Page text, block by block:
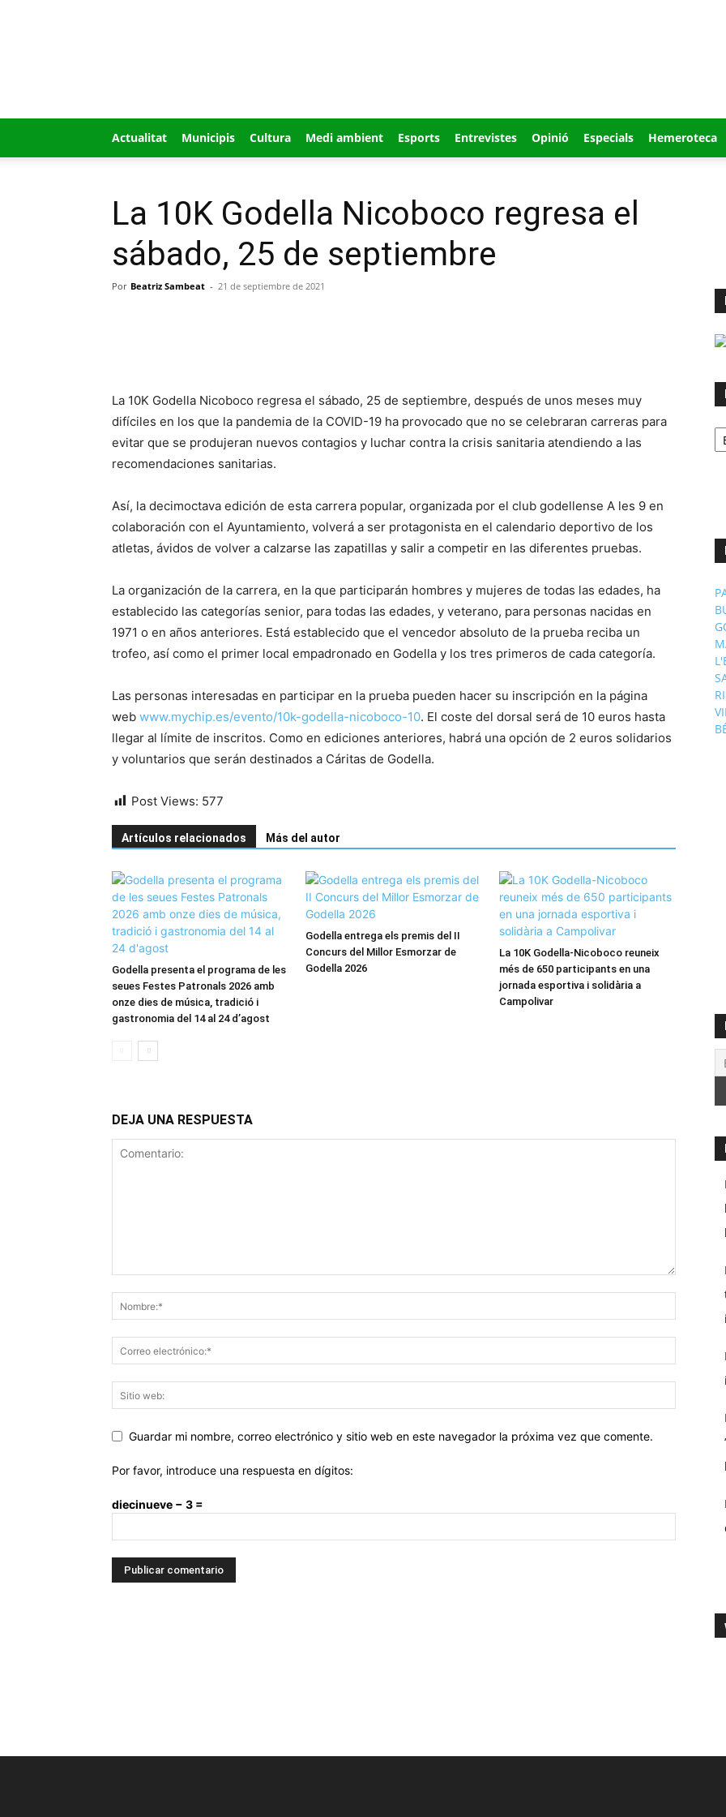
Actualitat Municipis Cultura Medi ambient Esports Entrevistes Opinió Especials Hemeroteca
La 10K Godella Nicoboco regresa el
sábado, 25 de septiembre
Por Beatriz Sambeat - 21 de septiembre de 2021
La 10K Godella Nicoboco regresa el sábado, 25 de septiembre, después de unos meses muy
difíciles en los que la pandemia de la COVID-19 ha provocado que no se celebraran carreras para
evitar que se produjeran nuevos contagios y luchar contra la crisis sanitaria atendiendo a las
recomendaciones sanitarias.
Así, la decimoctava edición de esta carrera popular, organizada por el club godellense A les 9 en
colaboración con el Ayuntamiento, volverá a ser protagonista en el calendario deportivo de los
atletas, ávidos de volver a calzarse las zapatillas y salir a competir en las diferentes pruebas.
La organización de la carrera, en la que participarán hombres y mujeres de todas las edades, ha
establecido las categorías senior, para todas las edades, y veterano, para personas nacidas en
1971 o en años anteriores. Está establecido que el vencedor absoluto de la prueba reciba un
trofeo, así como el primer local empadronado en Godella y los tres primeros de cada categoría.
Las personas interesadas en participar en la prueba pueden hacer su inscripción en la página
web www.mychip.es/evento/10k-godella-nicoboco-10. El coste del dorsal será de 10 euros hasta
llegar al límite de inscritos. Como en ediciones anteriores, habrá una opción de 2 euros solidarios
y voluntarios que serán destinados a Cáritas de Godella.
Post Views: 577
Artículos relacionados Más del autor
Godella presenta el programa de les
seues Festes Patronals 2026 amb
onze dies de música, tradició i
gastronomia del 14 al 24 d’agost
Godella entrega els premis del II
Concurs del Millor Esmorzar de
Godella 2026
La 10K Godella-Nicoboco reuneix
més de 650 participants en una
jornada esportiva i solidària a
Campolivar
DEJA UNA RESPUESTA
Guardar mi nombre, correo electrónico y sitio web en este navegador la próxima vez que comente.
Por favor, introduce una respuesta en dígitos:
diecinueve − 3 =